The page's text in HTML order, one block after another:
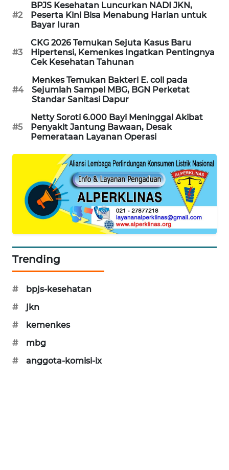
#2
BPJS Kesehatan Luncurkan NADI JKN,
Peserta Kini Bisa Menabung Harian untuk
Bayar Iuran
#3
CKG 2026 Temukan Sejuta Kasus Baru
Hipertensi, Kemenkes Ingatkan Pentingnya
Cek Kesehatan Tahunan
#4
Menkes Temukan Bakteri E. coli pada
Sejumlah Sampel MBG, BGN Perketat
Standar Sanitasi Dapur
#5
Netty Soroti 6.000 Bayi Meninggal Akibat
Penyakit Jantung Bawaan, Desak
Pemerataan Layanan Operasi
Trending
#
bpjs-kesehatan
#
jkn
#
kemenkes
#
mbg
#
anggota-komisi-ix
PORTAL
FORWAMKI
ALPERKLINAS
FORJASIDA
TAMBANG
NEWS
SITUNGIR
NEWS
SIDIKALANG
SIBARAGAS
NEWS
METRO
SIANTAR
NEWS
METRO
NEWS